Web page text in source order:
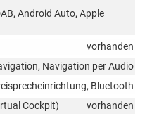
Android Auto, Apple
vorhanden
Navigation per Audio
Bluetooth
Cockpit)
vorhanden